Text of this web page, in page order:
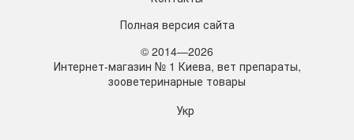
Полная версия сайта
© 2014—2026
Интернет-магазин № 1 Киева, вет препараты,
зооветеринарные товары
Укр